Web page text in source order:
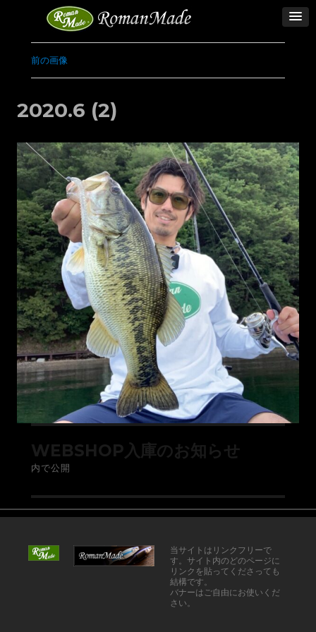
前の画像
2020.6 (2)
WEBSHOP入庫のお知らせ
内で公開
当サイトはリンクフリーで
す。サイト内のどのページに
リンクを貼ってくださっても
結構です。
バナーはご自由にお使いくだ
さい。